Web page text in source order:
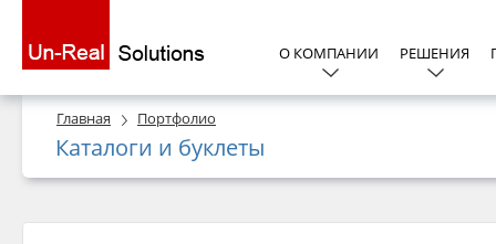
О КОМПАНИИ РЕШЕНИЯ
Главная Портфолио
Каталоги и буклеты